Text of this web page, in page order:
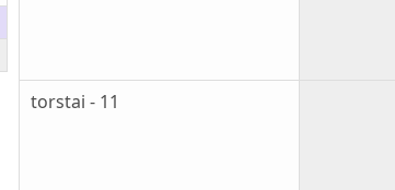
torstai - 11